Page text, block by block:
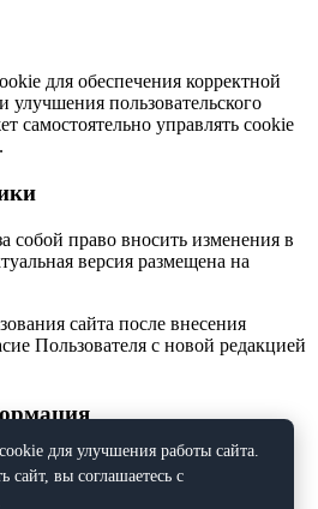
для обеспечения корректной
улучшения пользовательского
самостоятельно управлять cookie
собой право вносить изменения в
версия размещена на
сайта после внесения
Пользователя с новой редакцией
с обработкой персональных
для улучшения работы сайта.
сайт, вы соглашаетесь с